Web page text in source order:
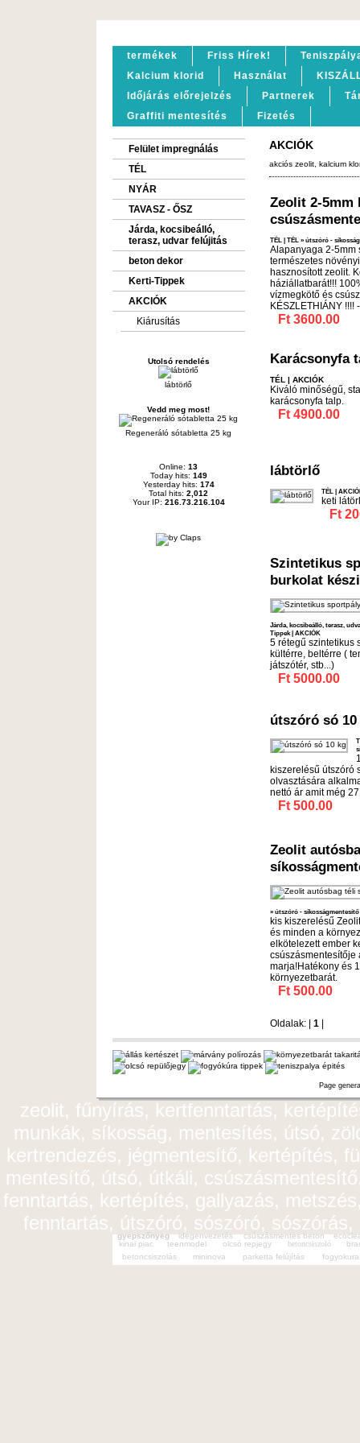
termékek Friss Hírek!
Kalcium klorid
Használat
Időjárás előrejelzés
Partnerek
Graffiti mentesítés
Fizetés
Felület impregnálás
TÉL
NYÁR
TAVASZ - ŐSZ
Járda, kocsibeálló,
terasz, udvar felújitás
beton dekor
Kerti-Tippek
AKCIÓK
Kiárusítás
Utolsó rendelés
lábtörlő
Vedd meg most!
Regeneráló sótabletta 25 kg
Online: 13
Today hits: 149
Yesterday hits: 174
Total hits: 2,012
Your IP: 216.73.216.104
AKCIÓK
akciós zeolit, kalcium
Zeolit 2-5mm
TÉL| TÉL» útszóró -
Alapanyaga 2-5mm
természetes
hasznosított zeolit.
háziállatbarát!!!
vízmegkötő és
KÉSZLETHIÁNY !!!! -
Ft 3600.00
Karácsonyfa
TÉL | AKCIÓK
Kiváló minőségű,
karácsonyfa talp.
Ft 4900.00
lábtörlő
TÉL|
keti
Ft
Szintetikus
burkolat
Járda, kocsibeálló, terasz,
Tippek| AKCIÓK
5 rétegű szintetikus
kültérre, beltérre (
játszótér, stb...)
Ft 5000.00
útszóró só 10
kiszerelésű útszóró
olvasztására
nettó ár amit még
Ft 500.00
Zeolit
» útszóró - síkosságmentesítő
kis kiszerelésű
és minden a
elkötelezett ember
csúszásmentesítője
marja!Hatékony és
környezetbarát.
Ft 500.00
Oldalak: | 1|
Page
zeolit, fűnyírás, kertfenntartás,
munkák, síkosság, mentesítés, útsó,
kertrendezés, jégmentesítő, kertépítés,
mentesítő, útsó, útkáli,
fenntartás, kertépítés, gallyazás,
fenntartás, útszóró, sószóró,
gyepszőnyeg idegenvezetés csúszásmentes beton
kinai piac
teenmodel olcsó repjegy betoncsiszoló
betoncsiszolás
mininova parketta felújítás fogyokura